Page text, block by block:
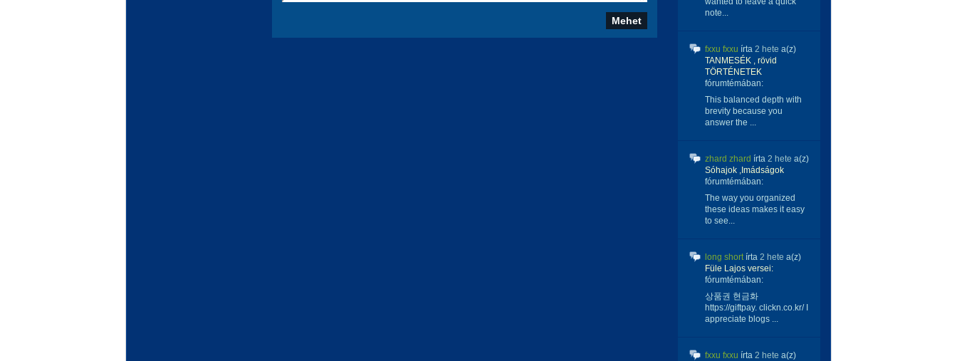
note...
fxxu fxxu írta 2 hete a(z)
TANMESÉK , rövid
TÖRTÉNETEK
fórumtémában:
This balanced depth with
brevity because you
answer the ...
zhard zhard írta 2 hete a(z)
Sóhajok ,Imádságok
fórumtémában:
The way you organized
these ideas makes it easy
to see...
long shortírta 2 hete a(z)
Füle Lajos versei:
fórumtémában:
상품권 현금화
https://giftpay. clickn.co.kr/ I
appreciate blogs ...
fxxu fxxu írta 2 hete a(z)